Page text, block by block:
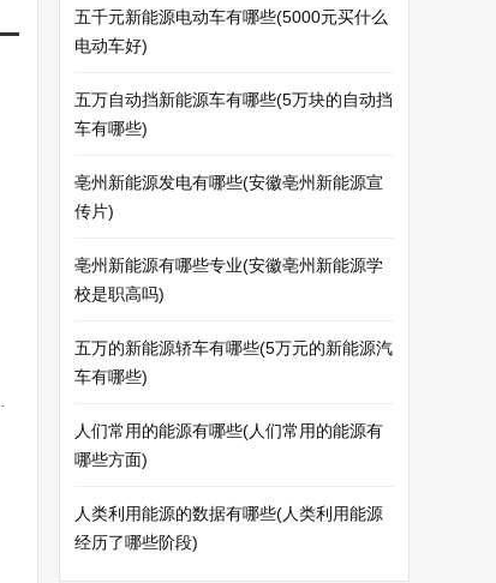
五千元新能源电动车有哪些(5000元买什么
电动车好)
五万自动挡新能源车有哪些(5万块的自动挡
车有哪些)
亳州新能源发电有哪些(安徽亳州新能源宣
传片)
亳州新能源有哪些专业(安徽亳州新能源学
校是职高吗)
五万的新能源轿车有哪些(5万元的新能源汽
车有哪些)
人们常用的能源有哪些(人们常用的能源有
哪些方面)
人类利用能源的数据有哪些(人类利用能源
经历了哪些阶段)